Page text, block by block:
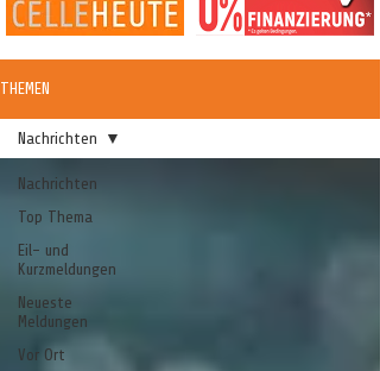
THEMEN
Nachrichten
Top Thema
Eil- und
Kurzmeldungen
Neueste
Meldungen
Vor Ort
Nachrichten